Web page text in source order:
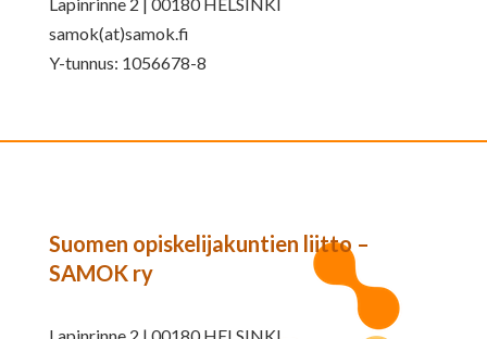
samok(at)samok.fi
Y-tunnus: 1056678-8
Suomen opiskelijakuntien liitto –
SAMOK ry